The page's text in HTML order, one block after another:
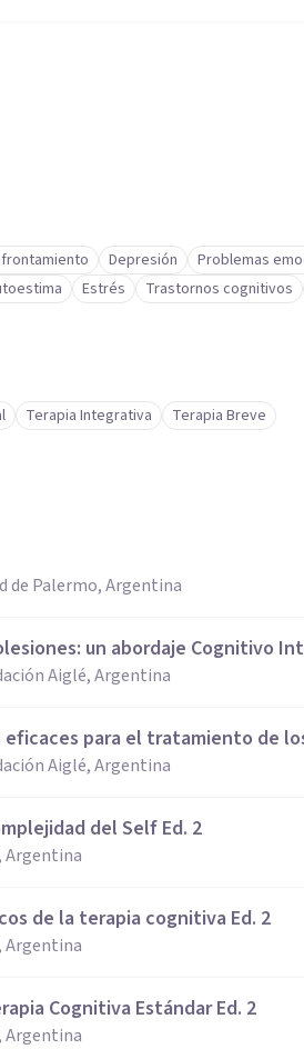
Depresión Problemas
Estrés Trastornos cognitivos
Terapia Integrativa Terapia Breve
de Palermo, Argentina
un abordaje Cognitivo
Aiglé, Argentina
para el tratamiento de
Aiglé, Argentina
del Self Ed. 2
Argentina
de la terapia cognitiva Ed. 2
Argentina
Cognitiva Estándar Ed. 2
Argentina